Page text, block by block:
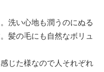
洗い心地も潤うのにぬる
髪の毛にも自然なボリュ
じた様なので人それぞれ